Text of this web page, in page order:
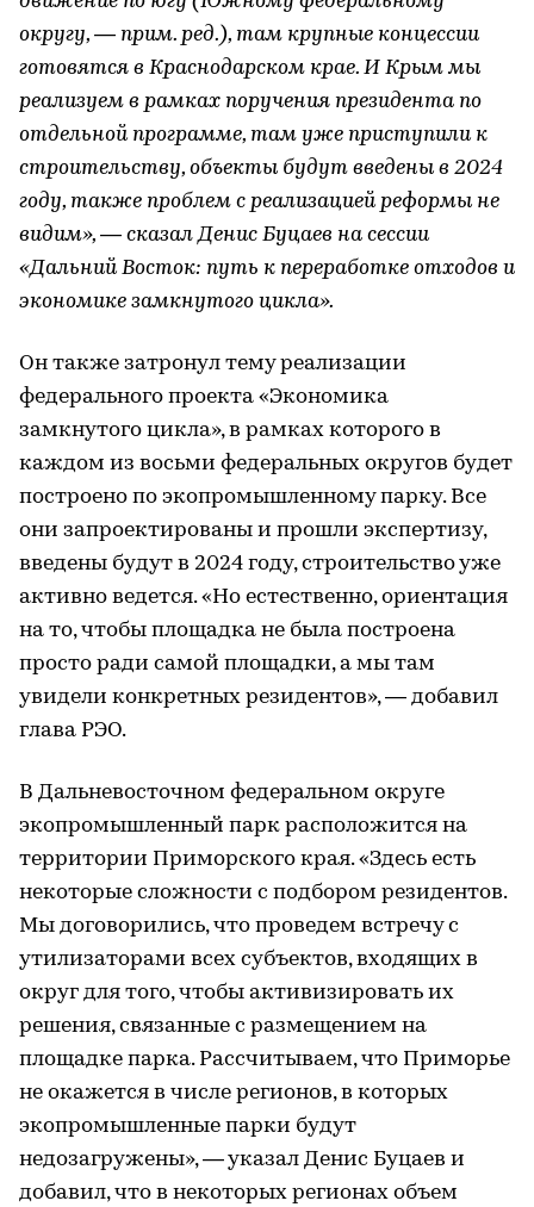
округу, — прим. ред.), там крупные концессии
готовятся в Краснодарском крае. И Крым мы
реализуем в рамках поручения президента по
отдельной программе, там уже приступили к
строительству, объекты будут введены в 2024
году, также проблем с реализацией реформы не
видим», — сказал Денис Буцаев на сессии
«Дальний Восток: путь к переработке отходов и
экономике замкнутого цикла».
Он также затронул тему реализации
федерального проекта «Экономика
замкнутого цикла», в рамках которого в
каждом из восьми федеральных округов будет
построено по экопромышленному парку. Все
они запроектированы и прошли экспертизу,
введены будут в 2024 году, строительство уже
активно ведется. «Но естественно, ориентация
на то, чтобы площадка не была построена
просто ради самой площадки, а мы там
увидели конкретных резидентов», — добавил
глава РЭО.
В Дальневосточном федеральном округе
экопромышленный парк расположится на
территории Приморского края. «Здесь есть
некоторые сложности с подбором резидентов.
Мы договорились, что проведем встречу с
утилизаторами всех субъектов, входящих в
округ для того, чтобы активизировать их
решения, связанные с размещением на
площадке парка. Рассчитываем, что Приморье
не окажется в числе регионов, в которых
экопромышленные парки будут
недозагружены», — указал Денис Буцаев и
добавил, что в некоторых регионах объем